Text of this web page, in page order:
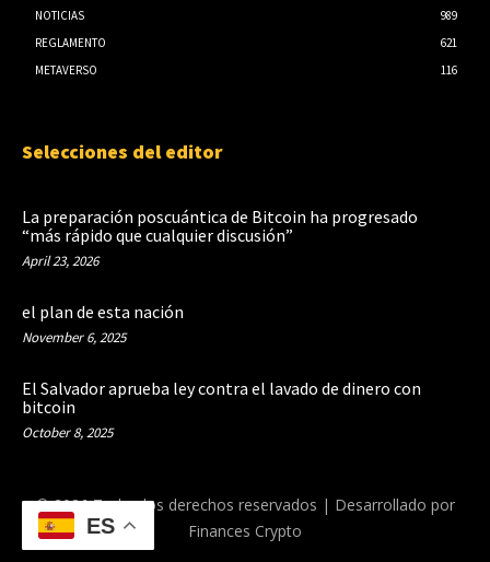
NOTICIAS
989
REGLAMENTO
621
METAVERSO
116
Selecciones del editor
La preparación poscuántica de Bitcoin ha progresado
“más rápido que cualquier discusión”
April 23, 2026
el plan de esta nación
November 6, 2025
El Salvador aprueba ley contra el lavado de dinero con
bitcoin
October 8, 2025
© 2026 Todos los derechos reservados | Desarrollado por
Finances Crypto
ES